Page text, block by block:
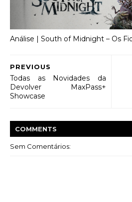
Análise | South of Midnight – Os
PREVIOUS
Todas as Novidades da
Devolver MaxPass+
Showcase
COMMENTS
Sem Comentários: